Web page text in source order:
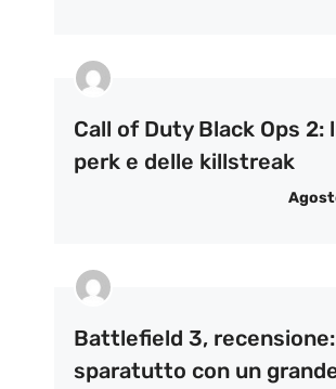
Call of Duty Black Ops 2:
perk e delle killstreak
Battlefield 3, recensione:
sparatutto con un